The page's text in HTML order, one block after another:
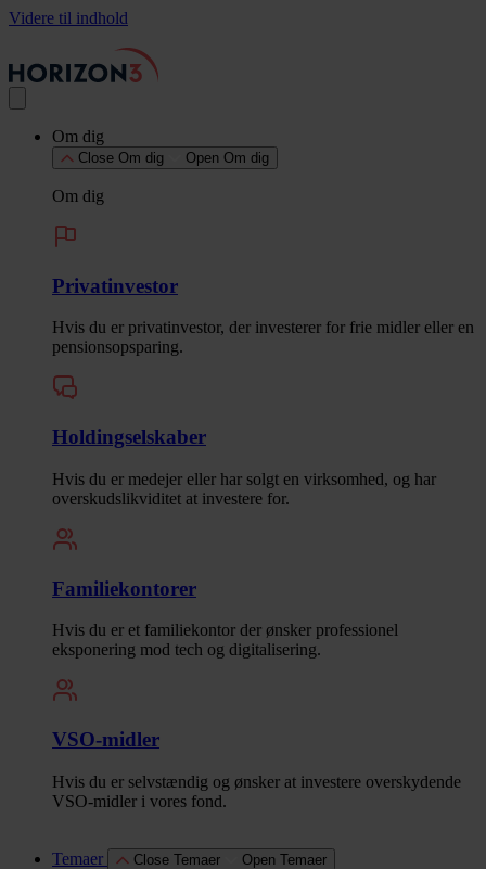
Videre til indhold
Om dig
Close Om dig Open Om dig
Om dig
Privatinvestor
Hvis du er privatinvestor, der investerer for frie midler eller en
pensionsopsparing.
Holdingselskaber
Hvis du er medejer eller har solgt en virksomhed, og har
overskudslikviditet at investere for.
Familiekontorer
Hvis du er et familiekontor der ønsker professionel
eksponering mod tech og digitalisering.
VSO-midler
Hvis du er selvstændig og ønsker at investere overskydende
VSO-midler i vores fond.
Temaer Close Temaer Open Temaer